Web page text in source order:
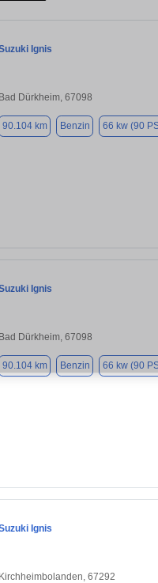
Ignis
Bad Dürkheim, 67098
90.104 km Benzin 66 kw (90
Ignis
Bad Dürkheim, 67098
90.104 km Benzin 66 kw (90
Ignis
Kirchheimbolanden, 67292